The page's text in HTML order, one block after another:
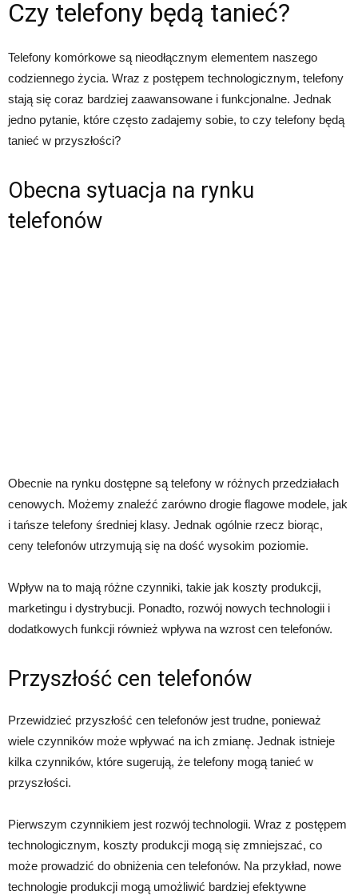
Czy telefony będą tanieć?
Telefony komórkowe są nieodłącznym elementem naszego
codziennego życia. Wraz z postępem technologicznym, telefony
stają się coraz bardziej zaawansowane i funkcjonalne. Jednak
jedno pytanie, które często zadajemy sobie, to czy telefony będą
tanieć w przyszłości?
Obecna sytuacja na rynku
telefonów
Obecnie na rynku dostępne są telefony w różnych przedziałach
cenowych. Możemy znaleźć zarówno drogie flagowe modele, jak
i tańsze telefony średniej klasy. Jednak ogólnie rzecz biorąc,
ceny telefonów utrzymują się na dość wysokim poziomie.
Wpływ na to mają różne czynniki, takie jak koszty produkcji,
marketingu i dystrybucji. Ponadto, rozwój nowych technologii i
dodatkowych funkcji również wpływa na wzrost cen telefonów.
Przyszłość cen telefonów
Przewidzieć przyszłość cen telefonów jest trudne, ponieważ
wiele czynników może wpływać na ich zmianę. Jednak istnieje
kilka czynników, które sugerują, że telefony mogą tanieć w
przyszłości.
Pierwszym czynnikiem jest rozwój technologii. Wraz z postępem
technologicznym, koszty produkcji mogą się zmniejszać, co
może prowadzić do obniżenia cen telefonów. Na przykład, nowe
technologie produkcji mogą umożliwić bardziej efektywne